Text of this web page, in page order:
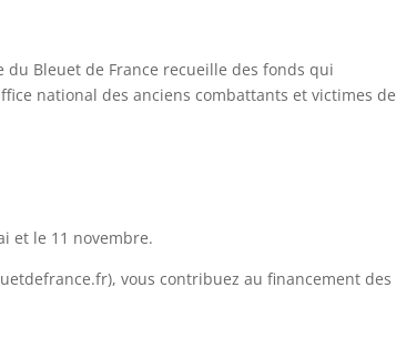
du Bleuet de France recueille des fonds qui
national des anciens combattants et victimes de
et le 11 novembre.
vous contribuez au financement des